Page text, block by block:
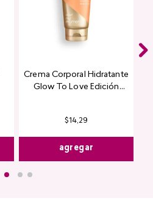
Crema Corporal Hidratante
Glow To Love Edición
$14,29
agregar